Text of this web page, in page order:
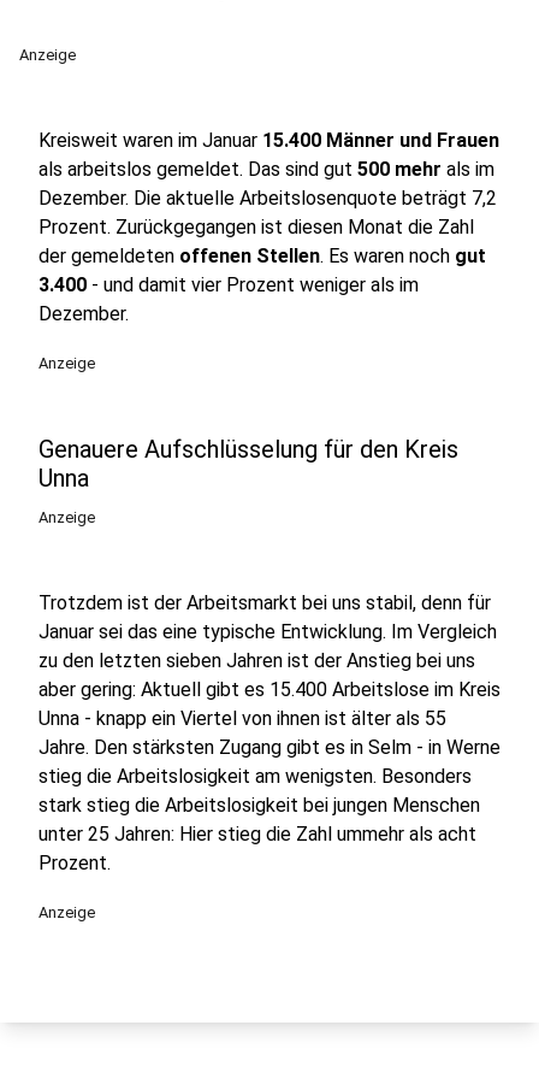
Anzeige
Kreisweit waren im Januar 15.400 Männer und Frauen
als arbeitslos gemeldet. Das sind gut 500 mehr als im
Dezember. Die aktuelle Arbeitslosenquote beträgt 7,2
Prozent. Zurückgegangen ist diesen Monat die Zahl
der gemeldeten offenen Stellen. Es waren noch gut
3.400 - und damit vier Prozent weniger als im
Dezember.
Anzeige
Genauere Aufschlüsselung für den Kreis
Unna
Anzeige
Trotzdem ist der Arbeitsmarkt bei uns stabil, denn für
Januar sei das eine typische Entwicklung. Im Vergleich
zu den letzten sieben Jahren ist der Anstieg bei uns
aber gering: Aktuell gibt es 15.400 Arbeitslose im Kreis
Unna - knapp ein Viertel von ihnen ist älter als 55
Jahre. Den stärksten Zugang gibt es in Selm - in Werne
stieg die Arbeitslosigkeit am wenigsten. Besonders
stark stieg die Arbeitslosigkeit bei jungen Menschen
unter 25 Jahren: Hier stieg die Zahl ummehr als acht
Prozent.
Anzeige